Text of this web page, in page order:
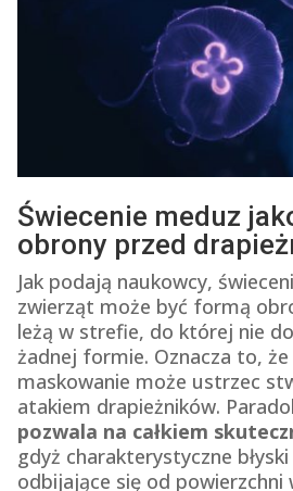
Świecenie meduz
obrony przed
Jak podają naukowcy,
zwierząt może być formą
leżą w strefie, do której nie
żadnej formie. Oznacza to,
maskowanie może ustrzec
atakiem drapieżników.
pozwala na całkiem
gdyż charakterystyczne
odbijające się od powierzchni